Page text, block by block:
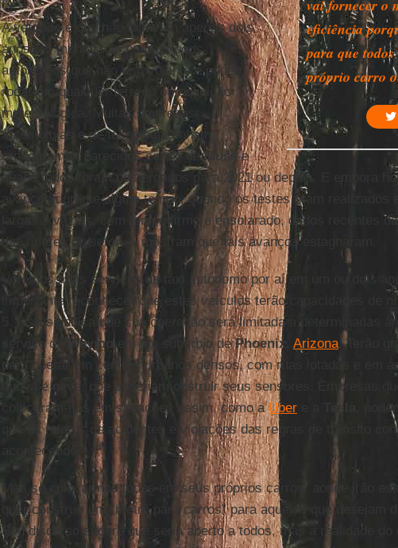
vai fornecer o
eficiência
para que
próprio carro
A verdade é que não faltavam apenas dois
anos; ao menos não para ospods
autônomos que não têm volante e podem
rodar em qualquer terreno ou condição
meteorológica. Muitas empresas
automotivas e de tecnologia tinham
cronogramas parecidos com o deMusk e
quase todos foram postergados para 2021 ou depois. E embora
avanços durante algum tempo, quando os testes eram realizados
largas e vazias, com tempo firme e ensolarado, dados recentes
das líderes do setor — mostram que tais avanços estagnaram.
Veremos mais serviços de táxi autônomo por aí em um ou dois
importante reconhecer que estes veículos terão capacidades de
5. Isso significa que sua operação será limitada a determinadas
serviço da Waymo em um subúrbio dePhoenix Arizona. Terão
para operar em centros urbanos densos, com ruas lotadas e em
chuva e neve, que poderiam obstruir seus sensores. Empresas
colocaram-nos em situações assim, como aUbere a Tesla
,
que os relatos de acidentes e violações das regras de trânsito
acontecendo.
Mas se colocarmos todos em seus próprios carros, aonde irão
quer construir um “metrô para carros” para aqueles que desejam
Seu discurso sugere que seria aberto a todos, mas a realidade do